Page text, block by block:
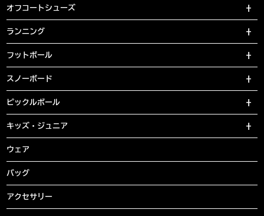
オフコートシューズ
ランニング
フットボール
スノーボード
ピックルボール
キッズ・ジュニア
ウェア
バッグ
アクセサリー